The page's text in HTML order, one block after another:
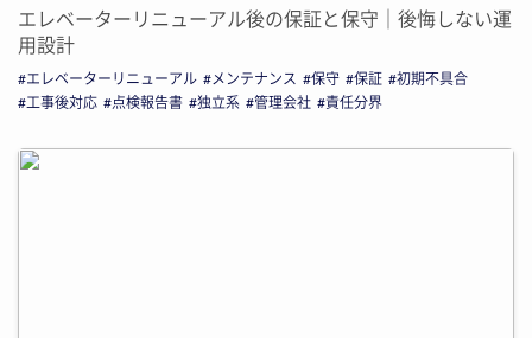
エレベーターリニューアル後の保証と保守｜後悔しない運
用設計
エレベーターリニューアル メンテナンス 保守 保証
初期不具合
工事後対応
点検報告書 独立系 管理会社 責任分界